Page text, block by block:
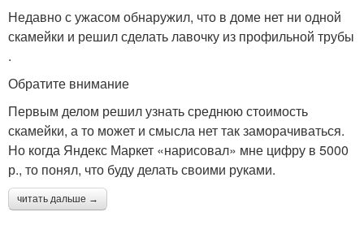
Недавно с ужасом обнаружил, что в доме нет ни одной
скамейки и решил сделать лавочку из профильной трубы
.
Обратите внимание
Первым делом решил узнать среднюю стоимость
скамейки, а то может и смысла нет так заморачиваться.
Но когда Яндекс Маркет «нарисовал» мне цифру в 5000
р., то понял, что буду делать своими руками.
читать дальше →